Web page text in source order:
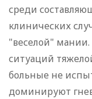
среди
клинических
"веселой" мании.
ситуаций
больные не
доминируют